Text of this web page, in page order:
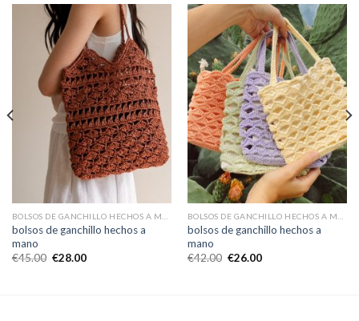
bolsos de ganchillo hechos a
mano
€45.00 €28.00
bolsos de ganchillo hechos a
mano
€42.00 €26.00